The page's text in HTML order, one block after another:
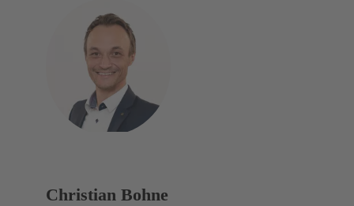
Christian Bohne